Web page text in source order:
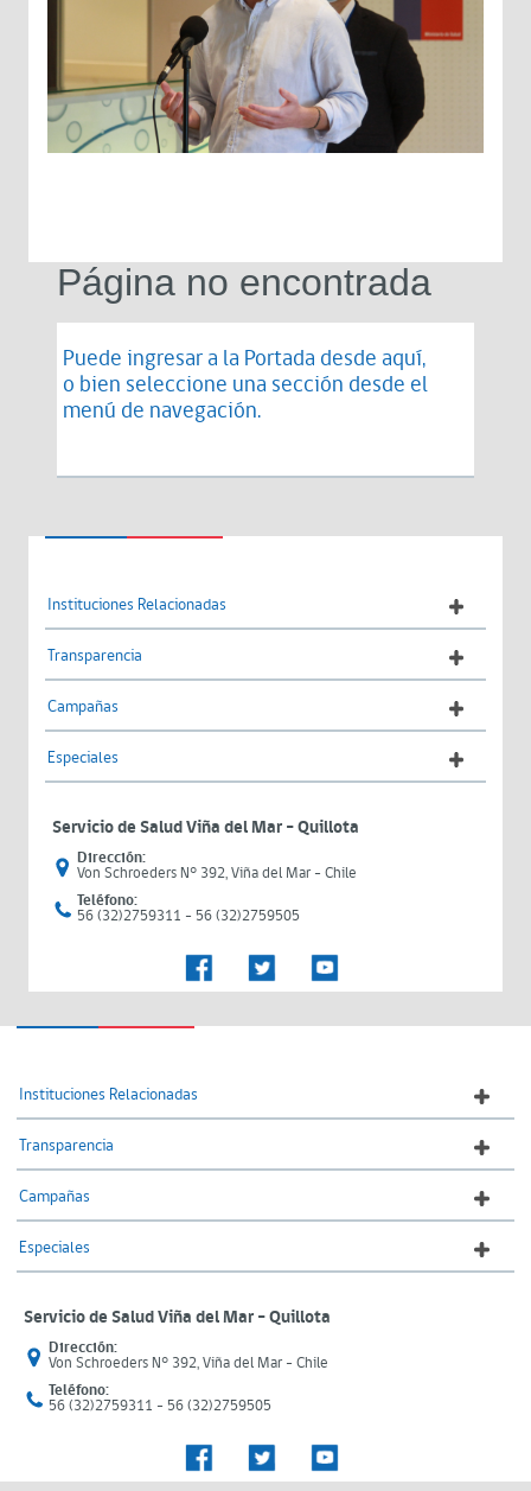
Página no encontrada
Puede ingresar a la Portada desde aquí,
o bien seleccione una sección desde el
menú de navegación.
Instituciones Relacionadas
Transparencia
Campañas
Especiales
Servicio de Salud Viña del Mar – Quillota
Dirección:
Von Schroeders N° 392, Viña del Mar - Chile
Teléfono:
56 (32)2759311 - 56 (32)2759505
Instituciones Relacionadas
Transparencia
Campañas
Especiales
Servicio de Salud Viña del Mar – Quillota
Dirección:
Von Schroeders N° 392, Viña del Mar - Chile
Teléfono:
56 (32)2759311 - 56 (32)2759505